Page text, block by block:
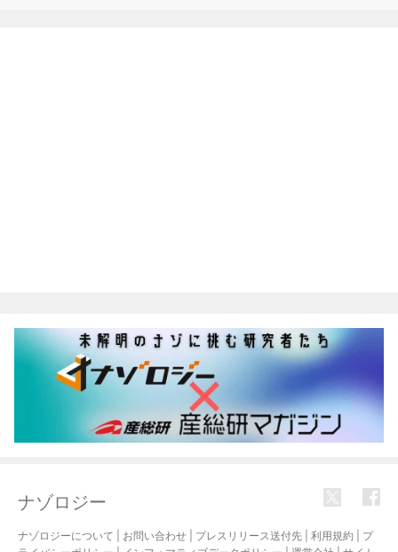
ナゾロジー
ナゾロジーについて お問い合わせ プレスリリース送付先 利用規約
プ